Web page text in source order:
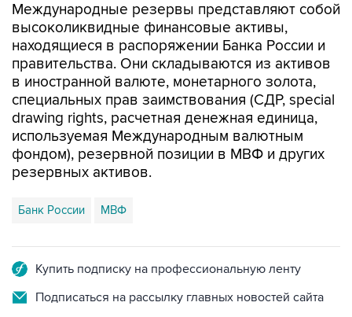
Международные резервы представляют собой
высоколиквидные финансовые активы,
находящиеся в распоряжении Банка России и
правительства. Они складываются из активов
в иностранной валюте, монетарного золота,
специальных прав заимствования (СДР, special
drawing rights, расчетная денежная единица,
используемая Международным валютным
фондом), резервной позиции в МВФ и других
резервных активов.
Банк России МВФ
Купить подписку на профессиональную ленту
Подписаться на рассылку главных новостей сайта